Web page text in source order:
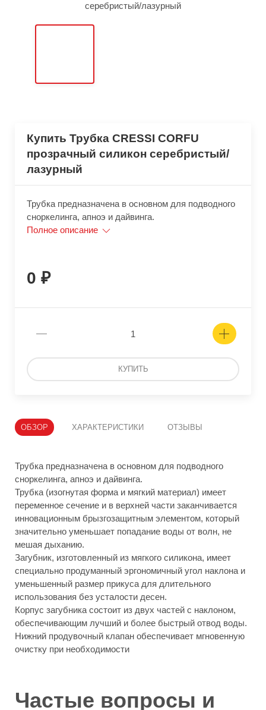
Купить Трубка CRESSI CORFU
прозрачный силикон серебристый/
лазурный
Трубка предназначена в основном для подводного
сноркелинга, апноэ и дайвинга.
Полное описание
0
КУПИТЬ
ОБЗОР ХАРАКТЕРИСТИКИ ОТЗЫВЫ
Трубка предназначена в основном для подводного
сноркелинга, апноэ и дайвинга.
Трубка (изогнутая форма и мягкий материал) имеет
переменное сечение и в верхней части заканчивается
инновационным брызгозащитным элементом, который
значительно уменьшает попадание воды от волн, не
мешая дыханию.
Загубник, изготовленный из мягкого силикона, имеет
специально продуманный эргономичный угол наклона и
уменьшенный размер прикуса для длительного
использования без усталости десен.
Корпус загубника состоит из двух частей с наклоном,
обеспечивающим лучший и более быстрый отвод воды.
Нижний продувочный клапан обеспечивает мгновенную
очистку при необходимости
Частые вопросы и